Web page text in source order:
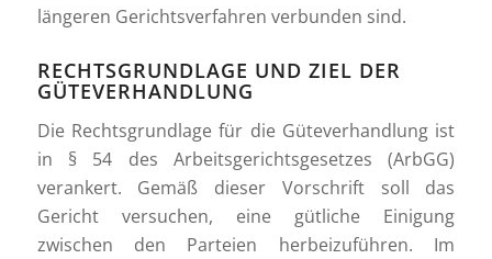
längeren Gerichtsverfahren verbunden sind.
RECHTSGRUNDLAGE UND ZIEL DER
GÜTEVERHANDLUNG
Die Rechtsgrundlage für die Güteverhandlung ist
in § 54 des Arbeitsgerichtsgesetzes (ArbGG)
verankert. Gemäß dieser Vorschrift soll das
Gericht versuchen, eine gütliche Einigung
zwischen den Parteien herbeizuführen. Im